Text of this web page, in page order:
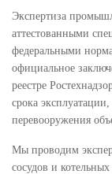
Экспертиза
аттестованными
федеральными
официальное
реестре
срока
перевооружения
Мы проводим
сосудов и